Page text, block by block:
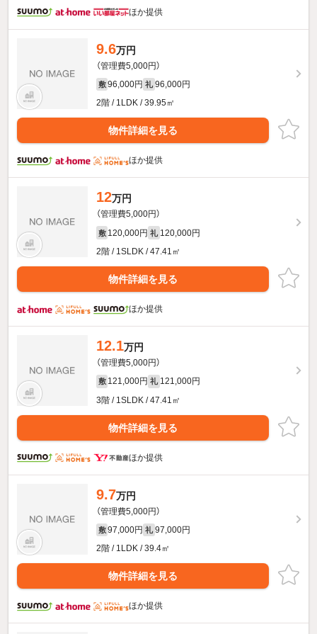
ほか提供
9.6万円
（管理費5,000円）
敷 96,000円 礼 96,000円
2階 / 1LDK / 39.95㎡
物件詳細を見る
ほか提供
12万円
（管理費5,000円）
敷 120,000円 礼 120,000円
2階 / 1SLDK / 47.41㎡
物件詳細を見る
ほか提供
12.1万円
（管理費5,000円）
敷 121,000円 礼 121,000円
3階 / 1SLDK / 47.41㎡
物件詳細を見る
ほか提供
9.7万円
（管理費5,000円）
敷 97,000円 礼 97,000円
2階 / 1LDK / 39.4㎡
物件詳細を見る
ほか提供